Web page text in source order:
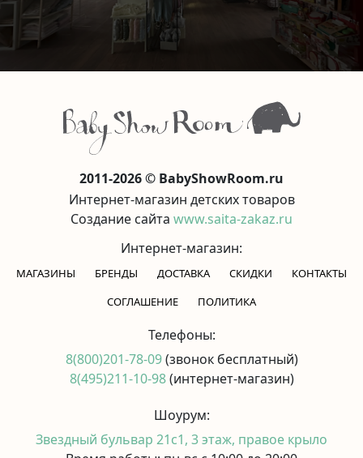
2011-2026 © BabyShowRoom.ru
Интернет-магазин детских товаров
Создание сайта www.saita-zakaz.ru
Интернет-магазин:
МАГАЗИНЫ БРЕНДЫ ДОСТАВКА СКИДКИ
КОНТАКТЫ
CОГЛАШЕНИЕ
ПОЛИТИКА
Телефоны:
8(800)201-78-09(звонок бесплатный)
8(495)211-10-98(интернет-магазин)
Шоурум:
Звездный бульвар 21с1, 3 этаж, правое крыло